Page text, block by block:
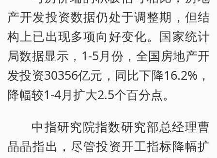
产开发投资数据仍处于调整期，但结
构上已出现多项向好变化。国家统计
局数据显示，1-5月份，全国房地产开
发投资30356亿元，同比下降16.2%，
降幅较1-4月扩大2.5个百分点。
中指研究院指数研究部总经理曹
晶晶指出，尽管投资开工指标降幅扩